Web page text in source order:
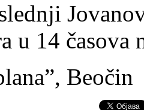
u 14
Beočin